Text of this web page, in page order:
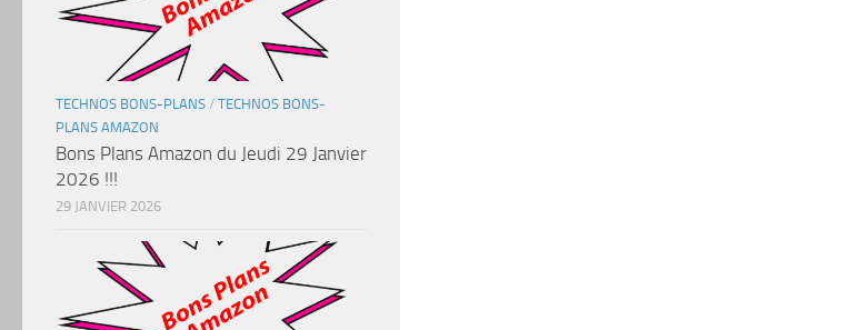
TECHNOS BONS-PLANS / TECHNOS BONS-
PLANS AMAZON
Bons Plans Amazon du Jeudi 29 Janvier
2026 !!!
29 JANVIER 2026